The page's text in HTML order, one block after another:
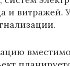
и витражей.